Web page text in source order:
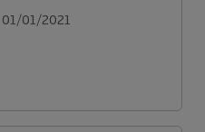
01/01/2021